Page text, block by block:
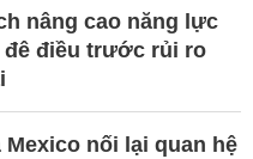
nâng cao năng lực
đê điều trước rủi ro
Mexico nối lại quan hệ